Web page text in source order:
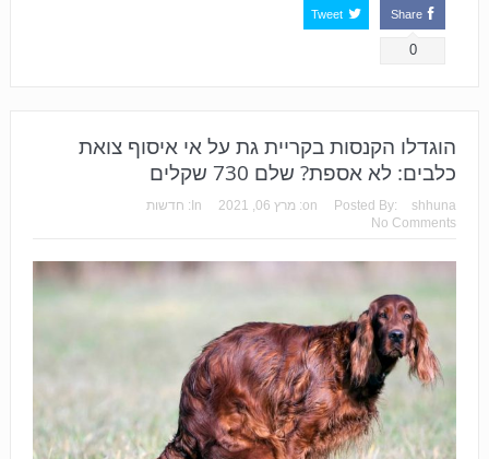
Share
0
Tweet
הוגדלו הקנסות בקריית גת על אי איסוף צואת
כלבים: לא אספת? שלם 730 שקלים
Posted By: shhuna
on: מרץ 06, 2021 In:
חדשות
No Comments